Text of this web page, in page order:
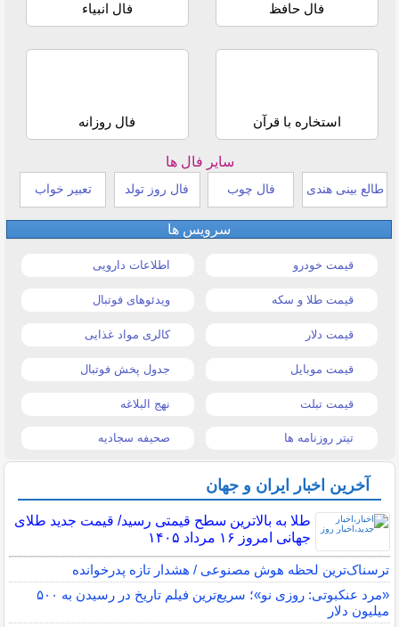
فال حافظ فال انبیاء
استخاره با قرآن فال روزانه
سایر فال ها
طالع بینی هندی فال چوب فال روز تولد تعبیر خواب
سرویس ها
قیمت خودرو اطلاعات دارویی
قیمت طلا و سکه ویدئوهای فوتبال
قیمت دلار کالری مواد غذایی
قیمت موبایل جدول پخش فوتبال
قیمت تبلت نهج البلاغه
تیتر روزنامه ها صحیفه سجادیه
آخرین اخبار ایران و جهان
طلا به بالاترین سطح قیمتی رسید/ قیمت جدید طلای
جهانی امروز ۱۶ مرداد ۱۴۰۵
ترسناک‌ترین لحظه هوش مصنوعی / هشدار تازه پدرخوانده
«مرد عنکبوتی: روزی نو»؛ سریع‌ترین فیلم تاریخ در رسیدن به ۵۰۰
میلیون دلار